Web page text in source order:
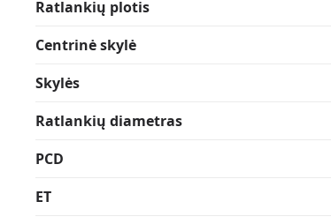
Ratlankių plotis
Centrinė skylė
Skylės
Ratlankių diametras
PCD
ET